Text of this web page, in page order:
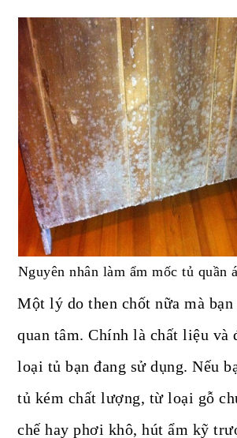
Nguyên nhân làm ẩm mốc tủ quần
Một lý do then chốt nữa mà
quan tâm. Chính là chất liệu và
loại tủ bạn đang sử dụng. Nếu
tủ kém chất lượng, từ loại gỗ
chế hay phơi khô, hút ẩm kỹ